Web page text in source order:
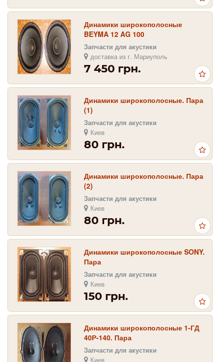
Динамики широкополосные
BEYMA 12 AG 100
Запчасти для акустики
доставка из г. Мариуполь
7 450 грн.
Динамики широкополосные. Пара
(1)
Запчасти для акустики
Киев
80 грн.
Динамики широкополосные. Пара
(2)
Запчасти для акустики
Киев
80 грн.
Динамики широкополосные SONY.
Пара
Запчасти для акустики
Киев
150 грн.
Динамики широкополосные 1-ГД
40Р-140. Пара
Запчасти для акустики
Киев